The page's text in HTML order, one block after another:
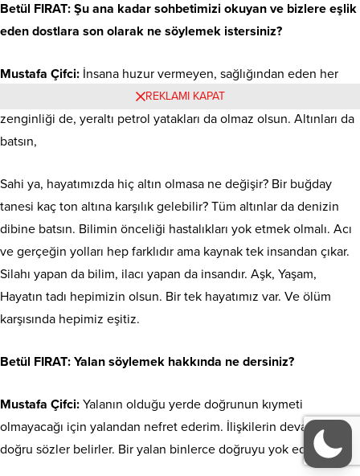
Betül FIRAT: Şu ana kadar sohbetimizi okuyan ve bizlere eşlik
eden dostlara son olarak ne söylemek istersiniz?
Mustafa Çifci: İnsana huzur vermeyen, sağlığından eden her
şey olmaz olsun. Bir işin sonunda gözyaşı olacaksa, parası da,
zenginliği de, yeraltı petrol yatakları da olmaz olsun. Altınları da
batsın,
Sahi ya, hayatımızda hiç altın olmasa ne değişir? Bir buğday
tanesi kaç ton altına karşılık gelebilir? Tüm altınlar da denizin
dibine batsın. Bilimin önceliği hastalıkları yok etmek olmalı. Acı
ve gerçeğin yolları hep farklıdır ama kaynak tek insandan çıkar.
Silahı yapan da bilim, ilacı yapan da insandır. Aşk, Yaşam,
Hayatın tadı hepimizin olsun. Bir tek hayatımız var. Ve ölüm
karşısında hepimiz eşitiz.
Betül FIRAT: Yalan söylemek hakkında ne dersiniz?
Mustafa Çifci: Yalanın olduğu yerde doğrunun kıymeti
olmayacağı için yalandan nefret ederim. İlişkilerin devamını
doğru sözler belirler. Bir yalan binlerce doğruyu yok edebilir.
REKLAMI KAPAT